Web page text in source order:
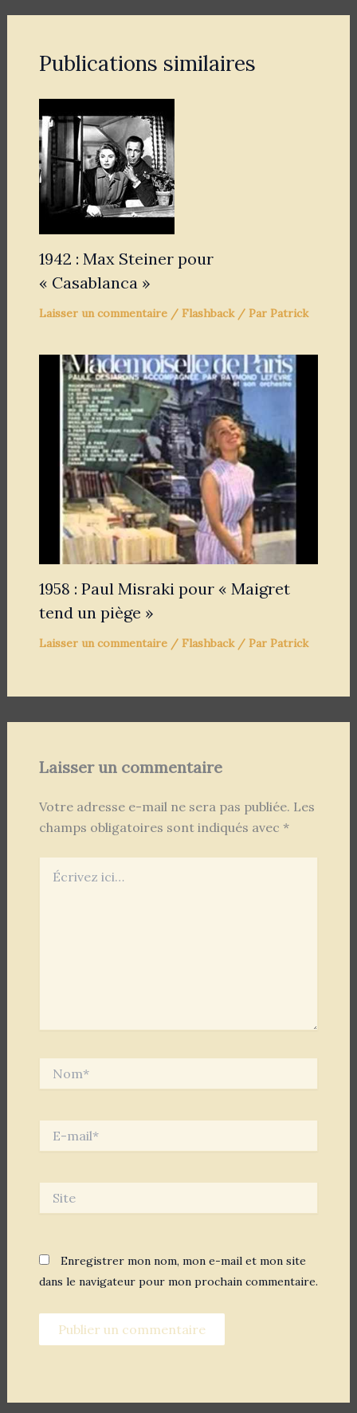
Publications similaires
1942 : Max Steiner pour
« Casablanca »
Laisser un commentaire / Flashback/ Par Patrick
1958 : Paul Misraki pour « Maigret
tend un piège »
Laisser un commentaire / Flashback/ Par Patrick
Laisser un commentaire
Votre adresse e-mail ne sera pas publiée. Les
champs obligatoires sont indiqués avec *
ici…
mail*
Enregistrer mon nom, mon e-mail et mon site
dans le navigateur pour mon prochain commentaire.